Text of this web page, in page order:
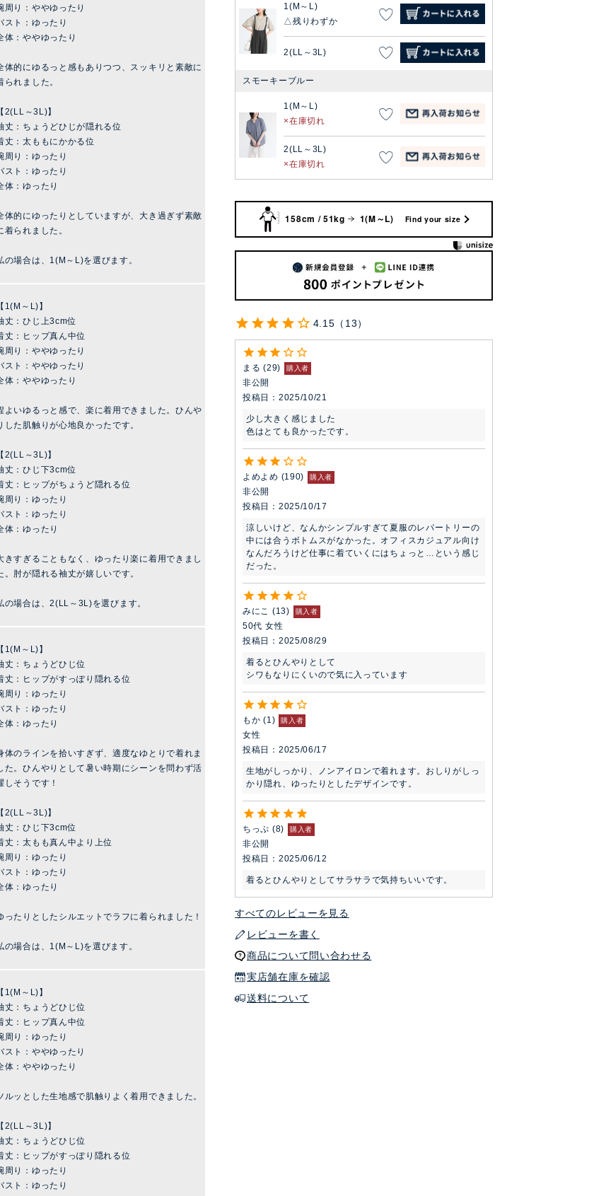
1(M～L)
残りわずか
2(LL～3L)
スモーキーブルー
1(M～L)
在庫切れ
2(LL～3L)
在庫切れ
158cm / 51kg 1(M～L) Find your size
4.15 13
まる 29 購入者
非公開
投稿日
2025/10/21
少し大きく感じました
色はとても良かったです。
よめよめ 190 購入者
非公開
投稿日
2025/10/17
涼しいけど、なんかシンプルすぎて夏服のレパートリーの
中には合うボトムスがなかった。オフィスカジュアル向け
なんだろうけど仕事に着ていくにはちょっと…という感じ
だった。
みにこ 13 購入者
50代 女性
投稿日
2025/08/29
着るとひんやりとして
シワもなりにくいので気に入っています
もか 1 購入者
女性
投稿日
2025/06/17
生地がしっかり、ノンアイロンで着れます。おしりがしっ
かり隠れ、ゆったりとしたデザインです。
ちっぷ 8 購入者
非公開
投稿日
2025/06/12
着るとひんやりとしてサラサラで気持ちいいです。
すべてのレビューを見る
レビューを書く
商品について問い合わせる
実店舗在庫を確認
送料について
周り：ややゆったり
スト：ゆったり
体：ややゆったり
体的にゆるっと感もありつつ、スッキリと素敵に
られました。
【2(LL～3L)】
丈：ちょうどひじが隠れる位
丈：太ももにかかる位
周り：ゆったり
スト：ゆったり
体：ゆったり
体的にゆったりとしていますが、大き過ぎず素敵
着られました。
の場合は、1(M～L)を選びます。
【1(M～L)】
丈：ひじ上3cm位
丈：ヒップ真ん中位
周り：ややゆったり
スト：ややゆったり
体：ややゆったり
よいゆるっと感で、楽に着用できました。ひんや
した肌触りが心地良かったです。
【2(LL～3L)】
丈：ひじ下3cm位
丈：ヒップがちょうど隠れる位
周り：ゆったり
スト：ゆったり
体：ゆったり
きすぎることもなく、ゆったり楽に着用できまし
。肘が隠れる袖丈が嬉しいです。
の場合は、2(LL～3L)を選びます。
【1(M～L)】
丈：ちょうどひじ位
丈：ヒップがすっぽり隠れる位
周り：ゆったり
スト：ゆったり
体：ゆったり
体のラインを拾いすぎず、適度なゆとりで着れま
た。ひんやりとして暑い時期にシーンを問わず活
しそうです！
【2(LL～3L)】
丈：ひじ下3cm位
丈：太もも真ん中より上位
周り：ゆったり
スト：ゆったり
体：ゆったり
ったりとしたシルエットでラフに着られました！
の場合は、1(M～L)を選びます。
【1(M～L)】
丈：ちょうどひじ位
丈：ヒップ真ん中位
周り：ゆったり
スト：ややゆったり
体：ややゆったり
ルッとした生地感で肌触りよく着用できました。
【2(LL～3L)】
丈：ちょうどひじ位
丈：ヒップがすっぽり隠れる位
周り：ゆったり
スト：ゆったり